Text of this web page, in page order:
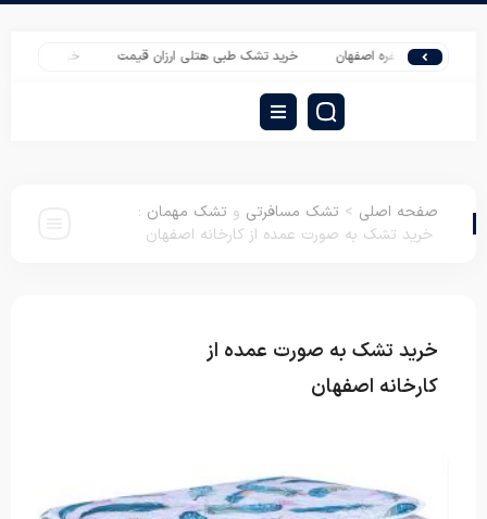
یک نفره اصفهان خرید تشک طبی هتلی ارزان قیمت خرید عمده بالش کوچک
صفحه اصلی > تشک مسافرتی و تشک مهمان :
خرید تشک به صورت عمده از کارخانه اصفهان
خرید تشک به صورت عمده از
کارخانه اصفهان